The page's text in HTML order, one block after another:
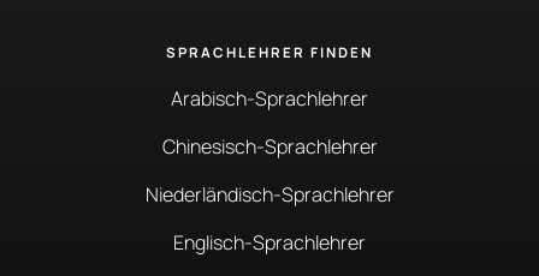
SPRACHLEHRER FINDEN
Arabisch-Sprachlehrer
Chinesisch-Sprachlehrer
Niederländisch-Sprachlehrer
Englisch-Sprachlehrer